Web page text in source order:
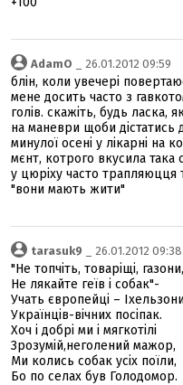
AdamO _ 26.01.2012 09:59
блін, коли увечері
мене досить часто з
голів. скажіть, будь ласка,
на маневри щоби дістатись
минулої осені у лікарні на
мєнт, котрого вкусила така
у цюріху часто трапляюцця
"вони мають жити"
tarasuk9 _ 26.01.2012 09:38
"Не топчіть, товаріщі, газони,
Не лякайте геїв і собак"-
Учать європейці –
Українців-вічних посіпак.
Хоч і добрі ми і мягкотілі
Зрозумій,неголений мажор,
Ми колись собак усіх поїли,
Бо по селах був Голодомор.